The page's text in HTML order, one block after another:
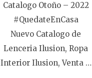
Catalogo Otoño – 2022
#QuedateEnCasa
Nuevo Catalogo de
Lenceria Ilusion, Ropa
Interior Ilusion, Venta …